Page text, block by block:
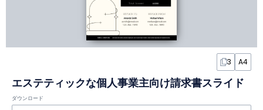
3 A4
エステティックな個人事業主向け請求書スライド
ダウンロード